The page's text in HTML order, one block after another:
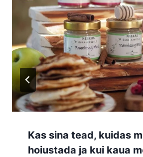
Kas sina tead, kuidas
hoiustada ja kui kaua